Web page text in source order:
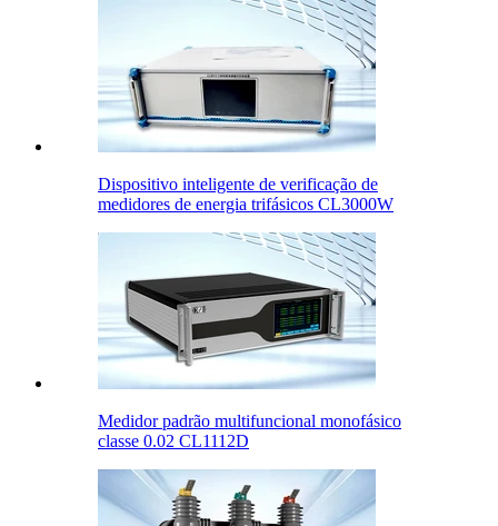
Dispositivo inteligente de verificação de
medidores de energia trifásicos CL3000W
Medidor padrão multifuncional monofásico
classe 0.02 CL1112D